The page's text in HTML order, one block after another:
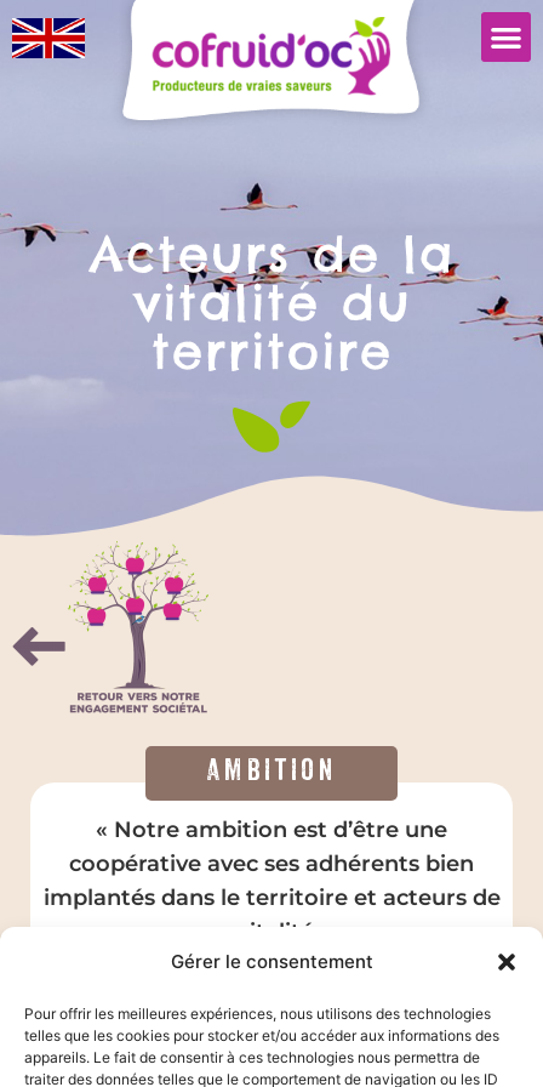
Gérer le consentement
Pour offrir les meilleures expériences, nous utilisons des technologies
telles que les cookies pour stocker et/ou accéder aux informations des
appareils. Le fait de consentir à ces technologies nous permettra de
traiter des données telles que le comportement de navigation ou les ID
Acteurs de la
vitalité du
territoire
Ambition
« Notre ambition est d’être une
coopérative avec ses adhérents bien
implantés dans le territoire et acteurs de
sa vitalité. »